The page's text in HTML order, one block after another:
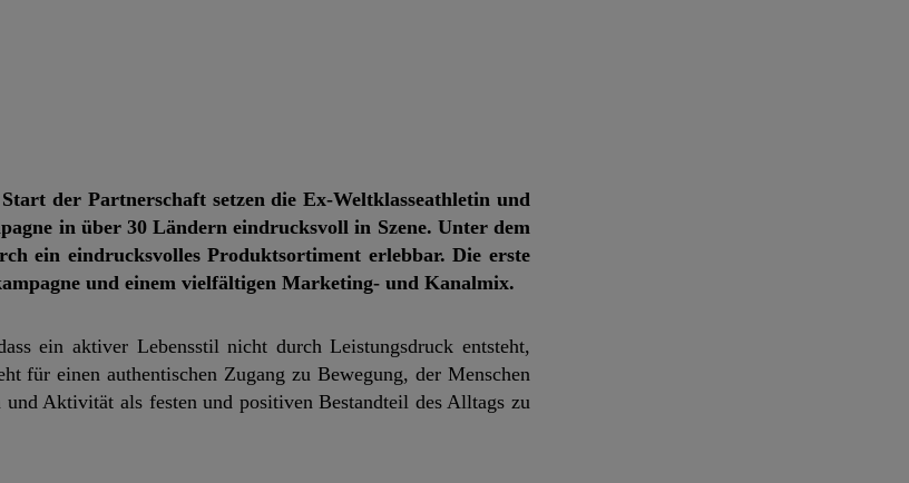
der Partnerschaft setzen die Ex-Weltklasseathletin und
in über 30 Ländern eindrucksvoll in Szene. Unter dem
ein eindrucksvolles Produktsortiment erlebbar. Die erste
und einem vielfältigen Marketing- und Kanalmix.
ein aktiver Lebensstil nicht durch Leistungsdruck entsteht,
für einen authentischen Zugang zu Bewegung, der Menschen
Aktivität als festen und positiven Bestandteil des Alltags zu